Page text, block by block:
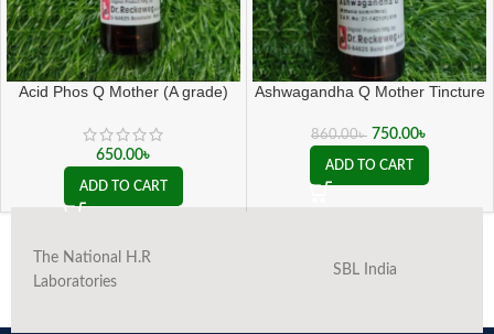
Acid Phos Q Mother (A grade)
650.00৳
ADD TO CART
Ashwagandha Q Mother Tincture
860.00৳ 750.00৳
ADD TO CART
The National H.R
Laboratories
SBL India